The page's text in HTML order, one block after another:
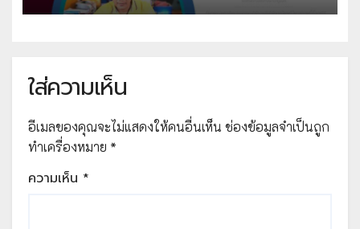
ใส่ความเห็น
อีเมลของคุณจะไม่แสดงให้คนอื่นเห็น ช่องข้อมูลจำเป็นถูก
ทำเครื่องหมาย *
ความเห็น *